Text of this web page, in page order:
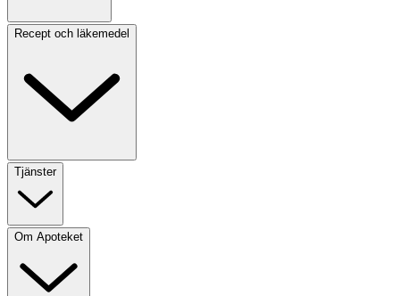
Recept och läkemedel
Tjänster
Om Apoteket